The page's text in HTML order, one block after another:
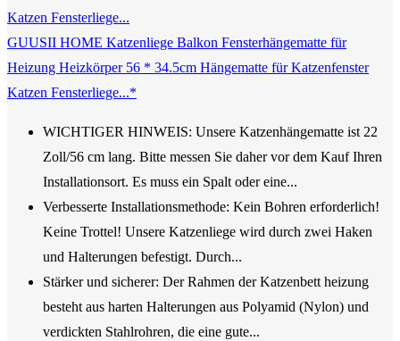
GUUSII HOME Katzenliege Balkon Fensterhängematte für
Heizung Heizkörper 56 * 34.5cm Hängematte für Katzenfenster
Katzen Fensterliege...*
WICHTIGER HINWEIS: Unsere Katzenhängematte ist 22
Zoll/56 cm lang. Bitte messen Sie daher vor dem Kauf Ihren
Installationsort. Es muss ein Spalt oder eine...
Verbesserte Installationsmethode: Kein Bohren erforderlich!
Keine Trottel! Unsere Katzenliege wird durch zwei Haken
und Halterungen befestigt. Durch...
Stärker und sicherer: Der Rahmen der Katzenbett heizung
besteht aus harten Halterungen aus Polyamid (Nylon) und
verdickten Stahlrohren, die eine gute...